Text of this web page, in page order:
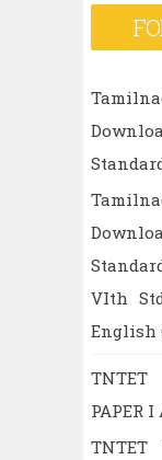
VIth
English
TNTET
PAPER
TNTET